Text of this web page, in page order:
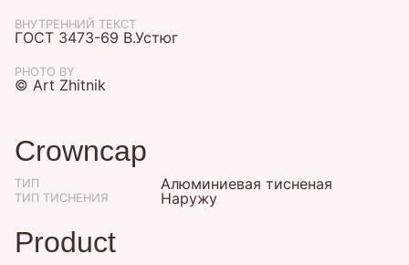
ВНУТРЕННИЙ ТЕКСТ
ГОСТ 3473-69 В.Устюг
PHOTO BY
© Art Zhitnik
Crowncap
ТИП Алюминиевая тисненая
ТИП ТИСНЕНИЯ Наружу
Product